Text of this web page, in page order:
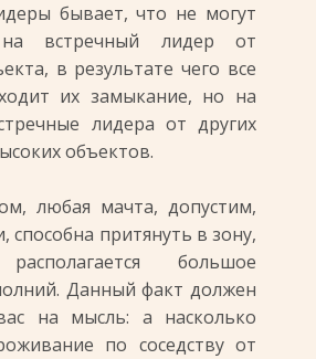
бывает, что не могут
на встречный лидер от
в результате чего все
их замыкание, но на
лидера от других
объектов.
любая мачта, допустим,
способна притянуть в зону,
большое
Данный факт должен
на мысль: а насколько
по соседству от